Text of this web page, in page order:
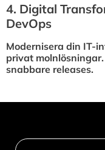
4.⁠ ⁠Digital
DevOps
Modernisera din IT-
privat
snabbare releases.